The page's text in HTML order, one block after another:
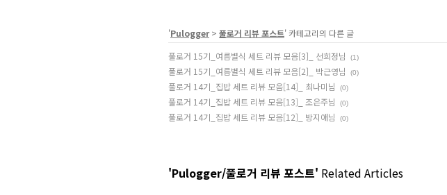
'Pulogger> 풀로거 리뷰 포스트' 카테고리의 다른 글
풀로거 15기_여름별식 세트 리뷰 모음[3]_ 선희정님
(1)
풀로거 15기_여름별식 세트 리뷰 모음[2]_ 박근영님 (0)
풀로거 14기_집밥 세트 리뷰 모음[14]_ 최나미님 (0)
풀로거 14기_집밥 세트 리뷰 모음[13]_ 조은주님 (0)
풀로거 14기_집밥 세트 리뷰 모음[12]_ 방지애님 (0)
'Pulogger/풀로거 리뷰 포스트' Related Articles